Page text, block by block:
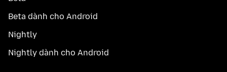
Beta dành cho Android
Nightly
Nightly dành cho Android